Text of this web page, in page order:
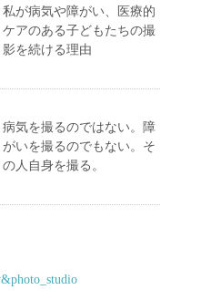
私が病気や障がい、医療的
ケアのある子どもたちの撮
影を続ける理由
病気を撮るのではない。障
がいを撮るのでもない。そ
の人自身を撮る。